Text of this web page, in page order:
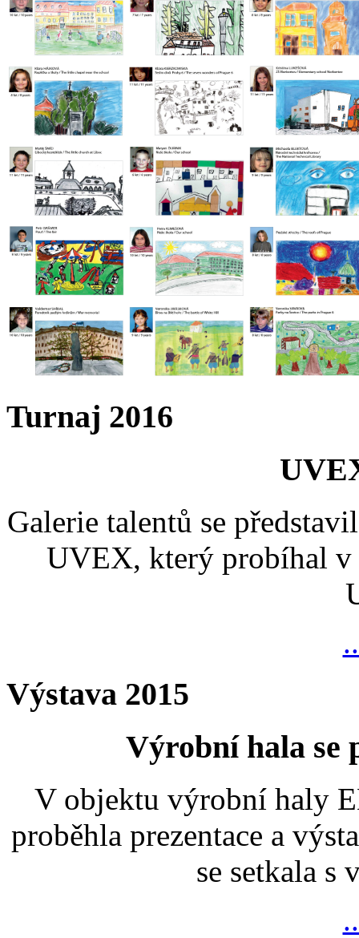
Turnaj 2016
Galerie talentů se
UVEX, který probíhal v
Výstava 2015
Výrobní hala
V objektu výrobní haly
proběhla prezentace a
se setkala s